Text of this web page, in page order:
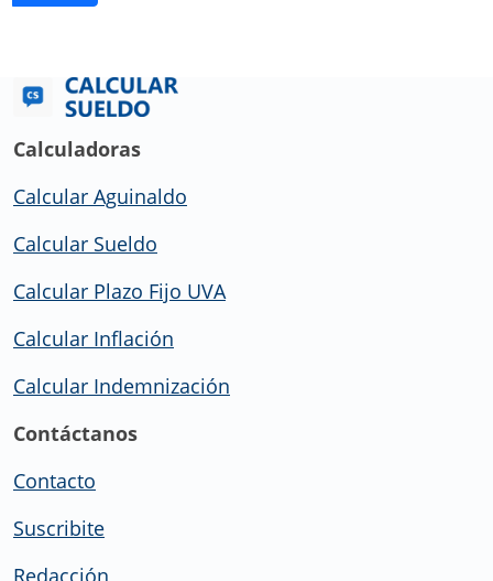
Calculadoras
Calcular Aguinaldo
Calcular Sueldo
Calcular Plazo Fijo UVA
Calcular Inflación
Calcular Indemnización
Contáctanos
Contacto
Suscribite